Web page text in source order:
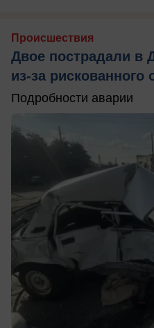
Происшествия
Двое пострадали в
из-за рискованного
Подробности аварии